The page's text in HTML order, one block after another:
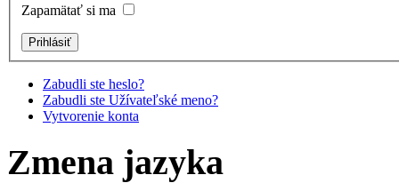
Zapamätať si ma
Zabudli ste heslo?
Zabudli ste Užívateľské meno?
Vytvorenie konta
Zmena jazyka